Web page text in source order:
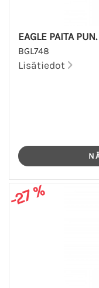
EAGLE PAITA PUN.
BGL748
Lisätiedot
-27 %